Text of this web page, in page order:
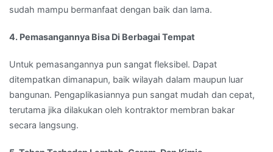
sudah mampu bermanfaat dengan baik dan lama.
4. Pemasangannya Bisa Di Berbagai Tempat
Untuk pemasangannya pun sangat fleksibel. Dapat
ditempatkan dimanapun, baik wilayah dalam maupun luar
bangunan. Pengaplikasiannya pun sangat mudah dan cepat,
terutama jika dilakukan oleh kontraktor membran bakar
secara langsung.